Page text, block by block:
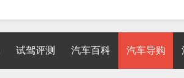
试驾评测 汽车百科 汽车导购